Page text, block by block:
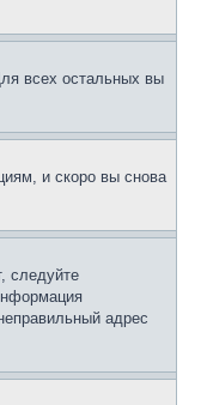
всех остальных вы
и скоро вы снова
следуйте
адрес